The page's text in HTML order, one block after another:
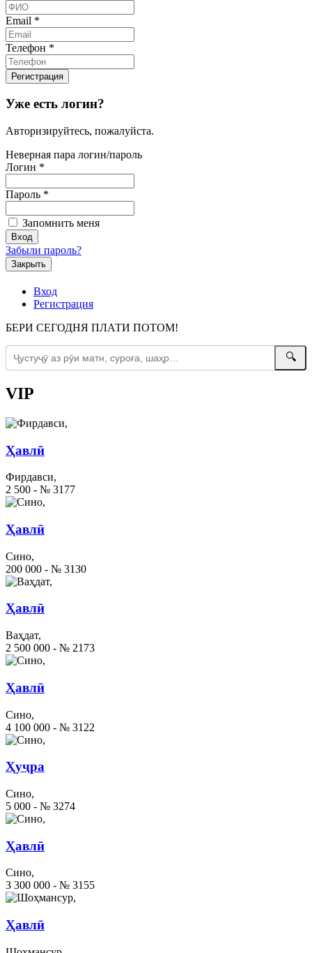
Email *
Телефон *
Уже есть логин?
Авторизируйтесь, пожалуйста.
Неверная пара логин/пароль
Логин *
Пароль *
Запомнить меня
Забыли пароль?
Закрыть
Вход
Регистрация
БЕРИ СЕГОДНЯ ПЛАТИ ПОТОМ!
🔍
VIP
Ҳавлӣ
Фирдавси,
2 500 - № 3177
Ҳавлӣ
Сино,
200 000 - № 3130
Ҳавлӣ
Ваҳдат,
2 500 000 - № 2173
Ҳавлӣ
Сино,
4 100 000 - № 3122
Ҳуҷра
Сино,
5 000 - № 3274
Ҳавлӣ
Сино,
3 300 000 - № 3155
Ҳавлӣ